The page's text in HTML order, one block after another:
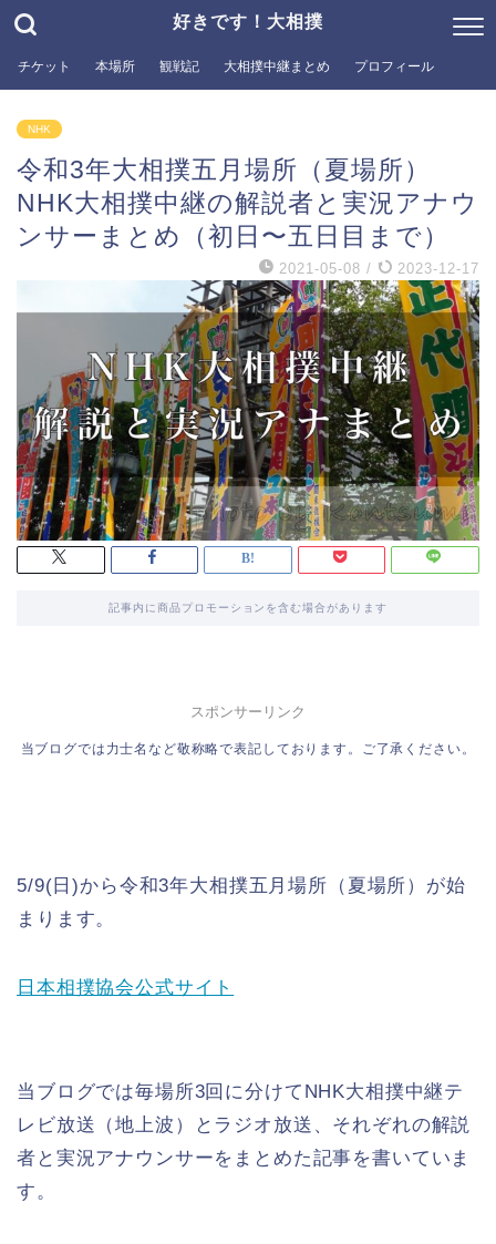
好きです！大相撲
チケット 本場所 観戦記 大相撲中継まとめ プロフィール
NHK
令和3年大相撲五月場所（夏場所）
NHK大相撲中継の解説者と実況アナウ
ンサーまとめ（初日〜五日目まで）
2021-05-08 / 2023-12-17
記事内に商品プロモーションを含む場合があります
スポンサーリンク
当ブログでは力士名など敬称略で表記しております。ご了承ください。
5/9(日)から令和3年大相撲五月場所（夏場所）が始
まります。
日本相撲協会公式サイト
当ブログでは毎場所3回に分けてNHK大相撲中継テ
レビ放送（地上波）とラジオ放送、それぞれの解説
者と実況アナウンサーをまとめた記事を書いていま
す。